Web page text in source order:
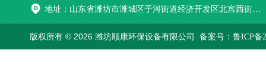
版权所有 © 2026 潍坊顺康环保设备有限公司 备案号：鲁ICP备